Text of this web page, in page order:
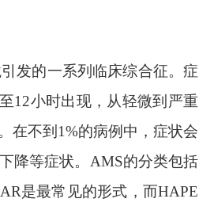
发的一系列临床综合征。症
12小时出现，从轻微到严重
在不到1%的病例中，症状会
降等症状。AMS的分类包括
是最常见的形式，而HAPE